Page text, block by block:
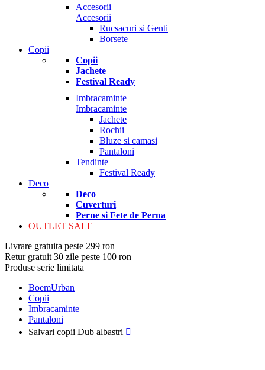
Accesorii
Accesorii
Rucsacuri si Genti
Borsete
Copii
Copii
Jachete
Festival Ready
Imbracaminte
Imbracaminte
Jachete
Rochii
Bluze si camasi
Pantaloni
Tendinte
Festival Ready
Deco
Deco
Cuverturi
Perne si Fete de Perna
OUTLET SALE
Livrare gratuita peste 299 ron
Retur gratuit 30 zile peste 100 ron
Produse serie limitata
BoemUrban
Copii
Imbracaminte
Pantaloni
Salvari copii Dub albastri 